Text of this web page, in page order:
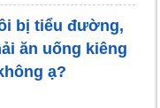
bị tiểu đường,
ăn uống kiêng
ạ?